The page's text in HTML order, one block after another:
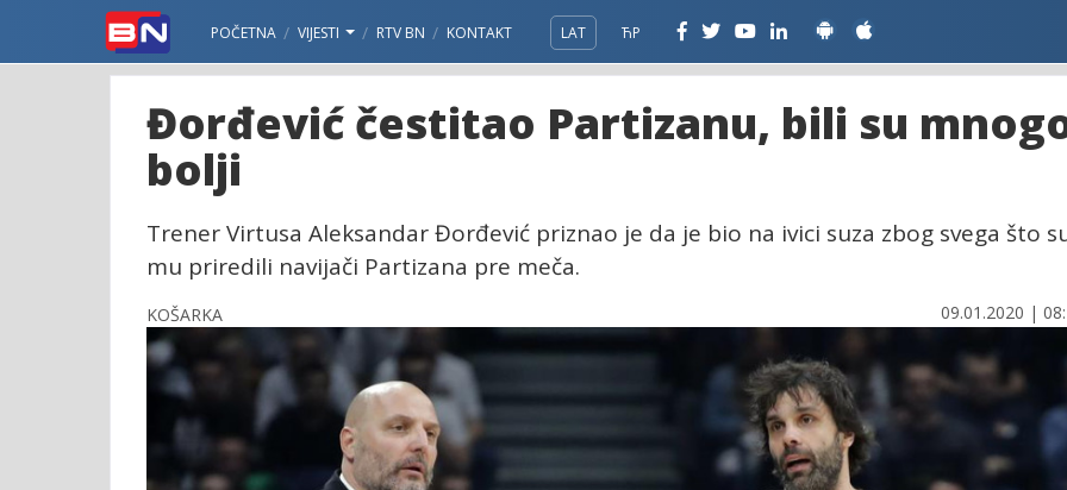
POČETNA VIJESTI RTV BN KONTAKT LAT ЋР
Đorđević čestitao Partizanu, bili su
bolji
Trener Virtusa Aleksandar Đorđević priznao je da je bio na ivici suza zbog svega što
mu priredili navijači Partizana pre meča.
KOŠARKA 09.01.2020 |